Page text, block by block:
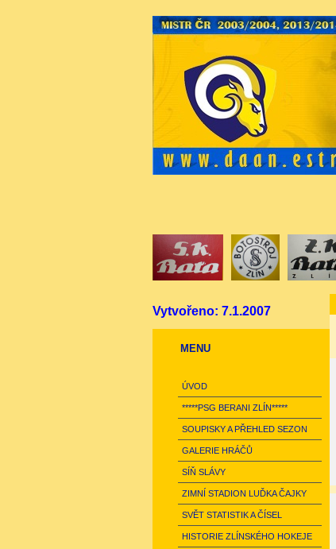
Vytvořeno: 7.1.2007
MENU
ÚVOD
*****PSG BERANI ZLÍN*****
SOUPISKY A PŘEHLED SEZON
GALERIE HRÁČŮ
SÍŇ SLÁVY
ZIMNÍ STADION LUĎKA ČAJKY
SVĚT STATISTIK A ČÍSEL
HISTORIE ZLÍNSKÉHO HOKEJE